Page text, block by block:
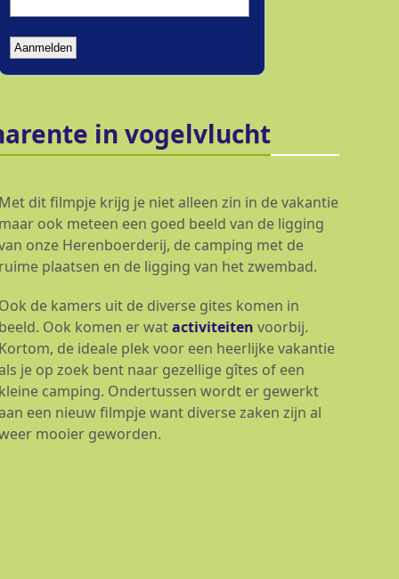
in vogelvlucht
dit filmpje krijg je niet alleen zin in de vakantie
ook meteen een goed beeld van de ligging
onze Herenboerderij, de camping met de
plaatsen en de ligging van het zwembad.
de kamers uit de diverse gites komen in
Ook komen er watactiviteiten voorbij.
de ideale plek voor een heerlijke vakantie
je op zoek bent naar gezellige gîtes of een
camping. Ondertussen wordt er gewerkt
een nieuw filmpje want diverse zaken zijn al
mooier geworden.